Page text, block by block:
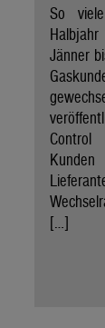
So
Halbjahr
Jänner
[…]